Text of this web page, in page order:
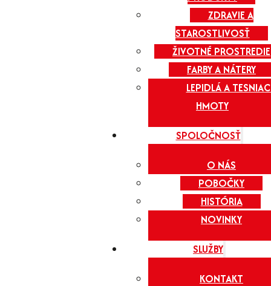
ZDRAVIE A
STAROSTLIVOSŤ
ŽIVOTNÉ PROSTREDIE
FARBY A NÁTERY
LEPIDLÁ A
HMOTY
SPOLOČNOSŤ
O NÁS
POBOČKY
HISTÓRIA
NOVINKY
SLUŽBY
KONTAKT